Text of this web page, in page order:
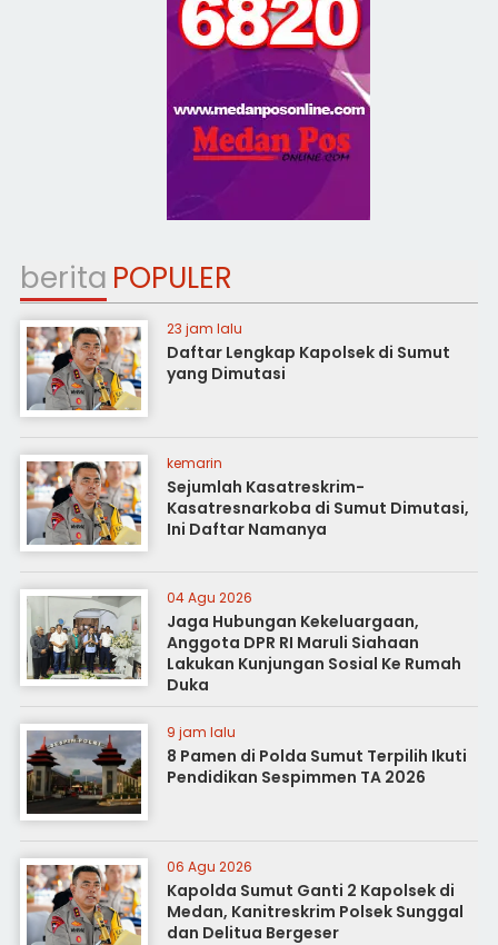
berita POPULER
23 jam lalu
Daftar Lengkap Kapolsek di Sumut
yang Dimutasi
kemarin
Sejumlah Kasatreskrim-
Kasatresnarkoba di Sumut Dimutasi,
Ini Daftar Namanya
04 Agu 2026
Jaga Hubungan Kekeluargaan,
Anggota DPR RI Maruli Siahaan
Lakukan Kunjungan Sosial Ke Rumah
Duka
9 jam lalu
8 Pamen di Polda Sumut Terpilih Ikuti
Pendidikan Sespimmen TA 2026
06 Agu 2026
Kapolda Sumut Ganti 2 Kapolsek di
Medan, Kanitreskrim Polsek Sunggal
dan Delitua Bergeser